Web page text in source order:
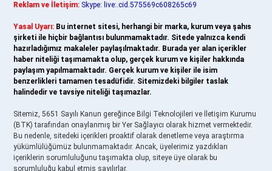
Reklam ve İletişim: Skype: live:.cid.575569c608265c69
Yasal Uyarı: Bu internet sitesi, herhangi bir marka, kurum veya şahıs
şirketi ile hiçbir bağlantısı bulunmamaktadır. Sitede yalnızca kendi
hazırladığımız makaleler paylaşılmaktadır. Burada yer alan içerikler
haber niteliği taşımamakta olup, gerçek kurum ve kişiler hakkında
paylaşım yapılmamaktadır. Gerçek kurum ve kişiler ile isim
benzerlikleri tamamen tesadüfidir. Sitemizdeki bilgiler taslak
halindedir ve tavsiye niteliği taşımazlar.
Sitemiz, 5651 Sayılı Kanun gereğince Bilgi Teknolojileri ve İletişim Kurumu
(BTK) tarafından onaylanmış bir Yer Sağlayıcı olarak hizmet vermektedir.
Bu nedenle, sitedeki içerikleri proaktif olarak denetleme veya araştırma
yükümlülüğümüz bulunmamaktadır. Ancak, üyelerimiz yazdıkları
içeriklerin sorumluluğunu taşımakta olup, siteye üye olarak bu
sorumluluğu kabul etmiş sayılırlar.